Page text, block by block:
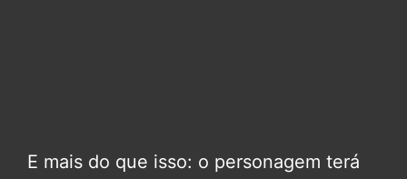
E mais do que isso: o personagem terá